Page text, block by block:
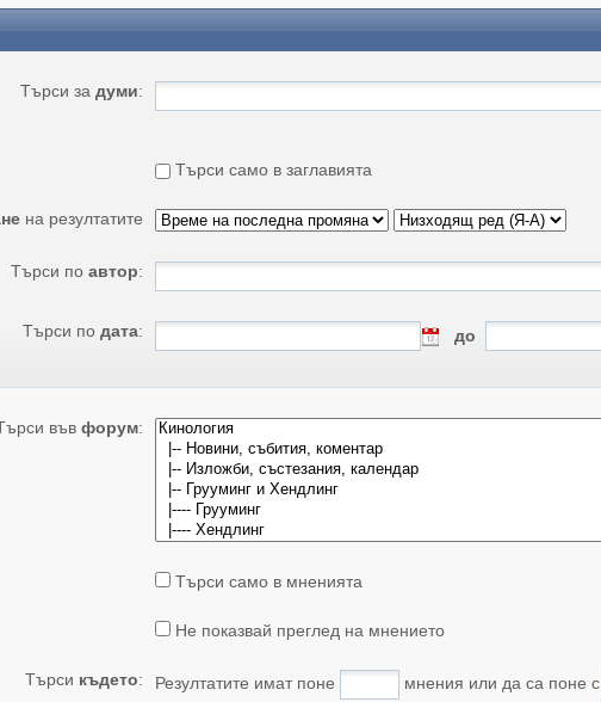
Търси за думи:
Търси само в заглавията
на резултатите
Търси по автор:
Търси по дата: до
във форум:
Търси само в мненията
Не показвай преглед на мнението
Търси където: Резултатите имат поне мнения или да са поне с